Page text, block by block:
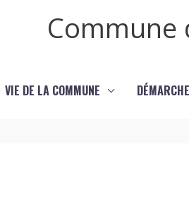
Commune
VIE DE LA COMMUNE